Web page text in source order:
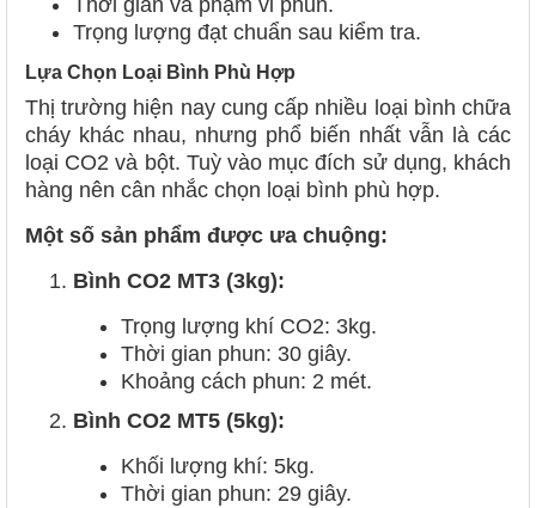
Thời gian và phạm vi phun.
Trọng lượng đạt chuẩn sau kiểm tra.
Lựa Chọn Loại Bình Phù Hợp
Thị trường hiện nay cung cấp nhiều loại bình chữa
cháy khác nhau, nhưng phổ biến nhất vẫn là các
loại CO2 và bột. Tuỳ vào mục đích sử dụng, khách
hàng nên cân nhắc chọn loại bình phù hợp.
Một số sản phẩm được ưa chuộng:
Bình CO2 MT3 (3kg):
Trọng lượng khí CO2: 3kg.
Thời gian phun: 30 giây.
Khoảng cách phun: 2 mét.
Bình CO2 MT5 (5kg):
Khối lượng khí: 5kg.
Thời gian phun: 29 giây.